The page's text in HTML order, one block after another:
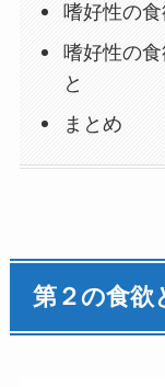
嗜好性の
嗜好性の
と
まとめ
第２の食欲